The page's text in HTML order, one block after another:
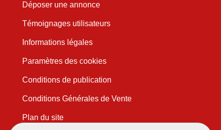
Déposer une annonce
Témoignages utilisateurs
Informations légales
Paramètres des cookies
Conditions de publication
Conditions Générales de Vente
Plan du site